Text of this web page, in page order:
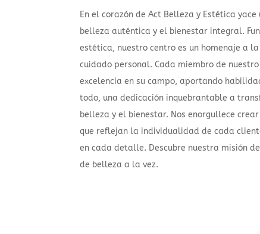
En el corazón de Act Belleza y Estética
belleza auténtica y el bienestar integral.
estética, nuestro centro es un homenaje a
cuidado personal. Cada miembro de
excelencia en su campo, aportando
todo, una dedicación inquebrantable a
belleza y el bienestar. Nos enorgullece
que reflejan la individualidad de cada
en cada detalle. Descubre nuestra misión
de belleza a la vez.